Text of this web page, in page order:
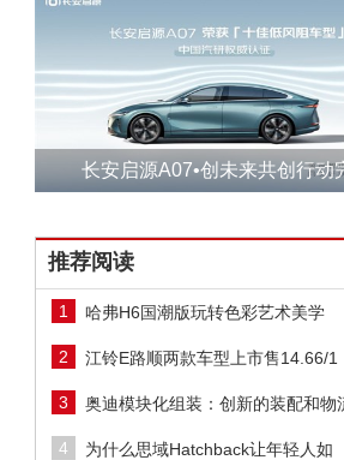
长安启源A07•创未来共创行动
推荐阅读
1 哈弗H6国潮版玩转色彩艺术美学
2 江铃E路顺两款车型上市售14.66/1
3 奥迪模块化组装：创新的装配和物
4 为什么思域Hatchback让年轻人如